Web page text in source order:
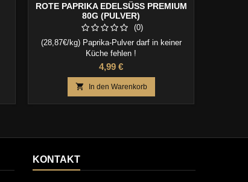
ROTE PAPRIKA EDELSÜSS PREMIUM 8
0G (PULVER)
(0)
(28,87€/kg) Paprika-Pulver darf in keiner
Küche fehlen !
Preis
4,99 €
 In den Warenkorb
KONTAKT